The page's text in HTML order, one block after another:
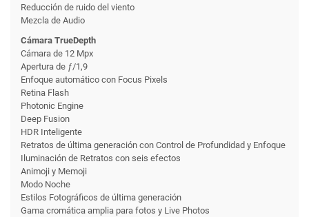
Reducción de ruido del viento
Mezcla de Audio
Cámara TrueDepth
Cámara de 12 Mpx
Apertura de ƒ/1,9
Enfoque automático con Focus Pixels
Retina Flash
Photonic Engine
Deep Fusion
HDR Inteligente
Retratos de última generación con Control de Profundidad y Enfoque
Iluminación de Retratos con seis efectos
Animoji y Memoji
Modo Noche
Estilos Fotográficos de última generación
Gama cromática amplia para fotos y Live Photos